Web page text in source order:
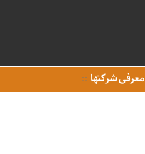
معرفی شرکتها